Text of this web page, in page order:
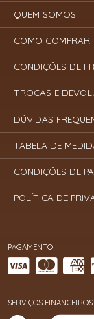
PAGAMENTO
SERVIÇOS FINANCEIROS
QUEM SOMOS
COMO COMPRAR
CONDIÇÕES DE
TROCAS E
DÚVIDAS
TABELA DE
CONDIÇÕES DE
POLÍTICA DE